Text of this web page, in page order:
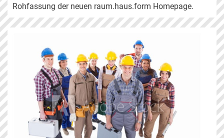
Rohfassung der neuen raum.haus.form Homepage.